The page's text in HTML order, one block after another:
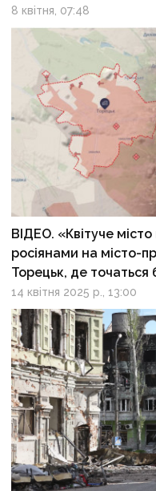
8 квітня, 07:48
ВІДЕО. «Квітуче
росіянами на місто-
Торецьк, де точаться
14 квітня 2025 р., 13:00